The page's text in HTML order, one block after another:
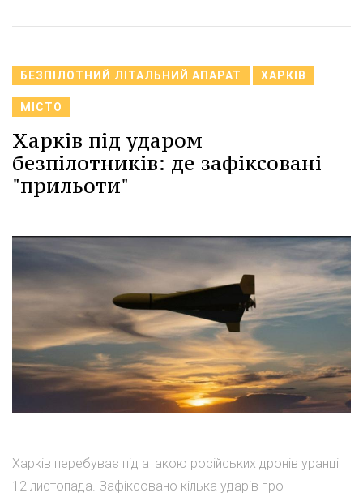
БЕЗПІЛОТНИЙ ЛІТАЛЬНИЙ АПАРАТ ХАРКІВ
МІСТО
Харків під ударом
безпілотників: де зафіксовані
"прильоти"
Харків перебуває під атакою російських дронів уранці
12 листопада. Зафіксовано кілька ударів про